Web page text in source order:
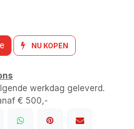
NU KOPEN
werkdag geleverd.
€ 500,-